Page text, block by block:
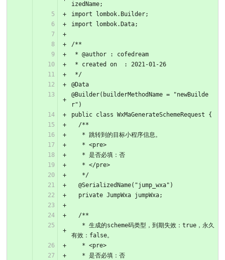
izedName;
import lombok.Builder;
import lombok.Data;
/**
* @author : cofedream
* created on  : 2021-01-26
*/
@Data
@Builder(builderMethodName = "newBuilde
r")
public class WxMaGenerateSchemeRequest {
  /**
   * 跳转到的目标小程序信息。
   * <pre>
   * 是否必填：否
   * </pre>
   */
  @SerializedName("jump_wxa")
  private JumpWxa jumpWxa;
  /**
有效：false。
   * <pre>
   * 是否必填：否